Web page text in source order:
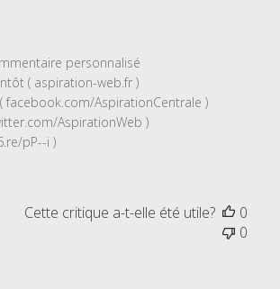
personnalisé
( aspiration-web.fr )
facebook.com/AspirationCentrale )
AspirationWeb )
pP--i )
Cette critique a-t-elle été utile?
0
0